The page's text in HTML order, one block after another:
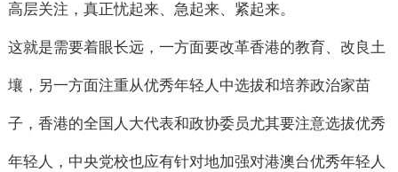
高层关注，真正忧起来、急起来、紧起来。
这就是需要着眼长远，一方面要改革香港的教育、改良土
壤，另一方面注重从优秀年轻人中选拔和培养政治家苗
子，香港的全国人大代表和政协委员尤其要注意选拔优秀
年轻人，中央党校也应有针对地加强对港澳台优秀年轻人